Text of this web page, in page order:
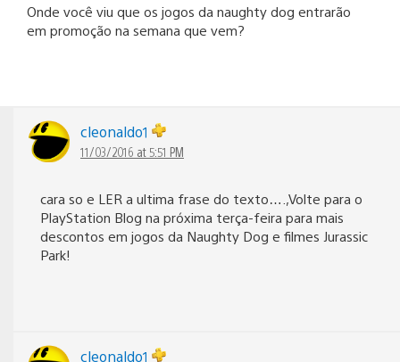
Onde você viu que os jogos da naughty dog entrarão
em promoção na semana que vem?
cleonaldo1
11/03/2016 at 5:51 PM
cara so e LER a ultima frase do texto….,Volte para o
PlayStation Blog na próxima terça-feira para mais
descontos em jogos da Naughty Dog e filmes Jurassic
Park!
cleonaldo1